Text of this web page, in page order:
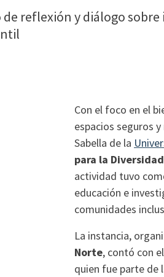
de reflexión y diálogo
Con el foco en el
espacios seguros
Sabella de la
para la
actividad tuvo
educación e
comunidades
La instancia,
Norte, contó con
quien fue parte de